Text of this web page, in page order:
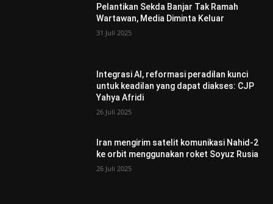
Pelantikan Sekda Banjar Tak Ramah
Wartawan, Media Diminta Keluar
31 Juli 2025
Integrasi AI, reformasi peradilan kunci
untuk keadilan yang dapat diakses: CJP
Yahya Afridi
26 Juli 2025
Iran mengirim satelit komunikasi Nahid-2
ke orbit menggunakan roket Soyuz Rusia
26 Juli 2025